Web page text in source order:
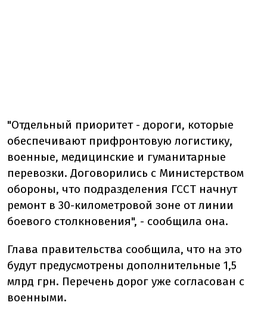
"Отдельный приоритет - дороги, которые
обеспечивают прифронтовую логистику,
военные, медицинские и гуманитарные
перевозки. Договорились с Министерством
обороны, что подразделения ГССТ начнут
ремонт в 30-километровой зоне от линии
боевого столкновения", - сообщила она.
Глава правительства сообщила, что на это
будут предусмотрены дополнительные 1,5
млрд грн. Перечень дорог уже согласован с
военными.